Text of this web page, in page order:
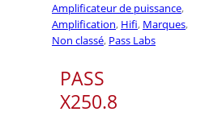
Amplificateur de puissance,
Amplification, Hifi, Marques,
Non classé, Pass Labs
PASS
X250.8